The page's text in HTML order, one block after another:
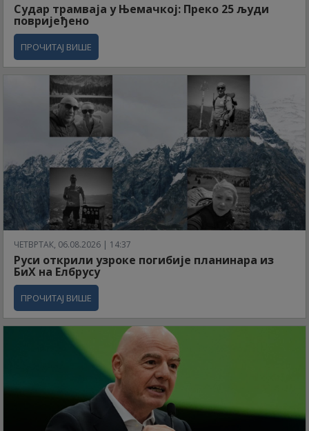
Судар трамваја у Њемачкој: Преко 25 људи
повријеђено
ПРОЧИТАЈ ВИШЕ
ЧЕТВРТАК, 06.08.2026 | 14:37
Руси открили узроке погибије планинара из
БиХ на Елбрусу
ПРОЧИТАЈ ВИШЕ